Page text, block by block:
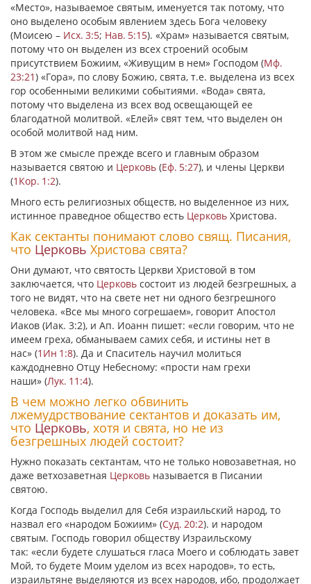
«Место», называемое святым, именуется так потому, что
оно выделено особым явлением здесь Бога человеку
(Моисею – Исх. 3:5; Нав. 5:15). «Храм» называется святым,
потому что он выделен из всех строений особым
присутствием Божиим, «Живущим в нем» Господом (Мф.
23:21) «Гора», по слову Божию, свята, т.е. выделена из всех
гор особенными великими событиями. «Вода» свята,
потому что выделена из всех вод освещающей ее
благодатной молитвой. «Елей» свят тем, что выделен он
особой молитвой над ним.
В этом же смысле прежде всего и главным образом
называется святою и Церковь (Еф. 5:27), и члены Церкви
(1Кор. 1:2).
Много есть религиозных обществ, но выделенное из них,
истинное праведное общество есть Церковь Христова.
Как сектанты понимают слово свящ. Писания,
что Церковь Христова свята?
Они думают, что святость Церкви Христовой в том
заключается, что Церковь состоит из людей безгрешных, а
того не видят, что на свете нет ни одного безгрешного
человека. «Все мы много согрешаем», говорит Апостол
Иаков (Иак. 3:2), и Ап. Иоанн пишет: «если говорим, что не
имеем греха, обманываем самих себя, и истины нет в
нас» (1Ин 1:8). Да и Спаситель научил молиться
каждодневно Отцу Небесному: «прости нам грехи
наши» (Лук. 11:4).
В чем можно легко обвинить
лжемудрствование сектантов и доказать им,
что Церковь, хотя и свята, но не из
безгрешных людей состоит?
Нужно показать сектантам, что не только новозаветная, но
даже ветхозаветная Церковь называется в Писании
святою.
Когда Господь выделил для Себя израильский народ, то
назвал его «народом Божиим» (Суд. 20:2). и народом
святым. Господь говорил обществу Израильскому
так: «если будете слушаться гласа Моего и соблюдать завет
Мой, то будете Моим уделом из всех народов», то есть,
израильтяне выделяются из всех народов, ибо, продолжает